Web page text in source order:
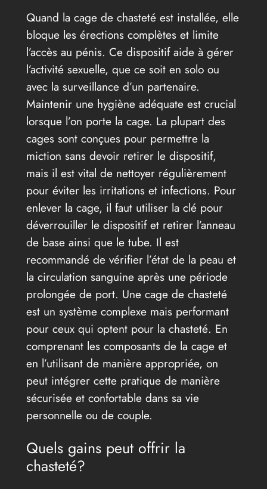
Quand la cage de chasteté est installée, elle
bloque les érections complètes et limite
l’accès au pénis. Ce dispositif aide à gérer
l’activité sexuelle, que ce soit en solo ou
avec la surveillance d’un partenaire.
Maintenir une hygiène adéquate est crucial
lorsque l’on porte la cage. La plupart des
cages sont conçues pour permettre la
miction sans devoir retirer le dispositif,
mais il est vital de nettoyer régulièrement
pour éviter les irritations et infections. Pour
enlever la cage, il faut utiliser la clé pour
déverrouiller le dispositif et retirer l’anneau
de base ainsi que le tube. Il est
recommandé de vérifier l’état de la peau et
la circulation sanguine après une période
prolongée de port. Une cage de chasteté
est un système complexe mais performant
pour ceux qui optent pour la chasteté. En
comprenant les composants de la cage et
en l’utilisant de manière appropriée, on
peut intégrer cette pratique de manière
sécurisée et confortable dans sa vie
personnelle ou de couple.
Quels gains peut offrir la
chasteté?